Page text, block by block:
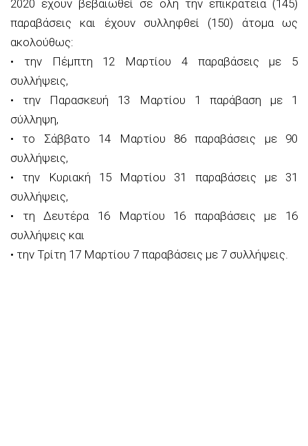
2020 έχουν βεβαιωθεί σε όλη την επικράτεια (145)
παραβάσεις και έχουν συλληφθεί (150) άτομα ως
ακολούθως:
• την Πέμπτη 12 Μαρτίου 4 παραβάσεις με 5
συλλήψεις,
• την Παρασκευή 13 Μαρτίου 1 παράβαση με 1
σύλληψη,
• το Σάββατο 14 Μαρτίου 86 παραβάσεις με 90
συλλήψεις,
• την Κυριακή 15 Μαρτίου 31 παραβάσεις με 31
συλλήψεις,
• τη Δευτέρα 16 Μαρτίου 16 παραβάσεις με 16
συλλήψεις και
• την Τρίτη 17 Μαρτίου 7 παραβάσεις με 7 συλλήψεις.